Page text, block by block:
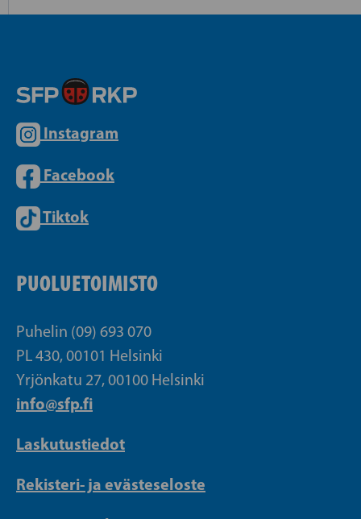
Instagram
Facebook
Tiktok
PUOLUETOIMISTO
Puhelin (09) 693 070
PL 430, 00101 Helsinki
Yrjönkatu 27, 00100 Helsinki
info@sfp.fi
Laskutustiedot
Rekisteri- ja evästeseloste